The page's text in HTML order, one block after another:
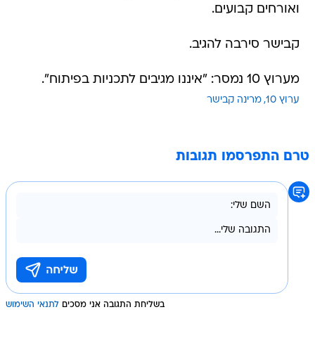
ואורחים קבועים.
קבישר סירבה להגיב.
מערוץ 10 נמסר: "איננו מגיבים לתכניות בפיתוח".
ערוץ 10 מרינה קבישר
טרם התפרסמו תגובות
בשליחת התגובה אני מסכים לתנאי השימוש